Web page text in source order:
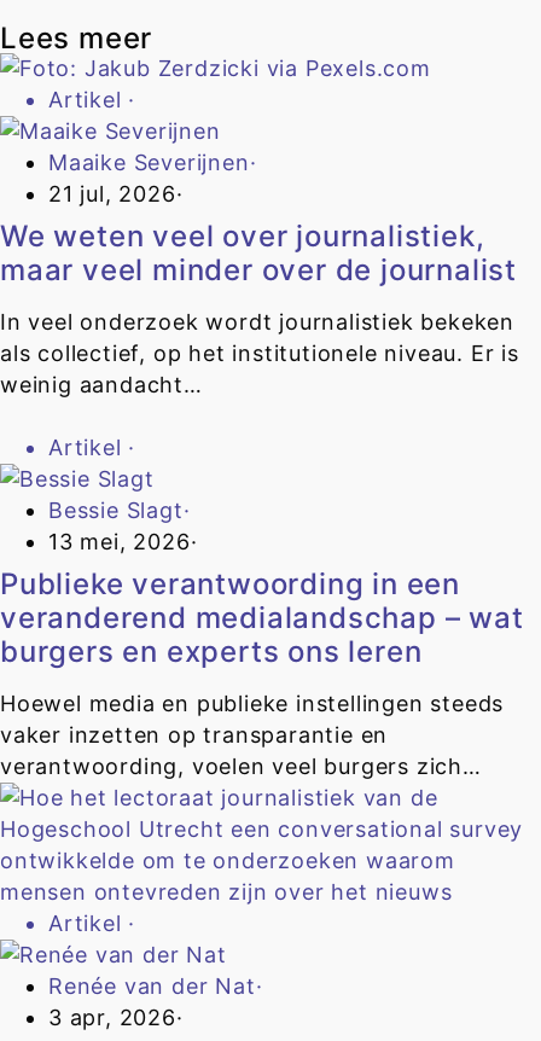
Lees meer
Artikel ·
Maaike Severijnen·
21 jul, 2026·
We weten veel over journalistiek,
maar veel minder over de journalist
In veel onderzoek wordt journalistiek bekeken
als collectief, op het institutionele niveau. Er is
weinig aandacht…
Artikel ·
Bessie Slagt·
13 mei, 2026·
Publieke verantwoording in een
veranderend medialandschap – wat
burgers en experts ons leren
Hoewel media en publieke instellingen steeds
vaker inzetten op transparantie en
verantwoording, voelen veel burgers zich…
Artikel ·
Renée van der Nat·
3 apr, 2026·